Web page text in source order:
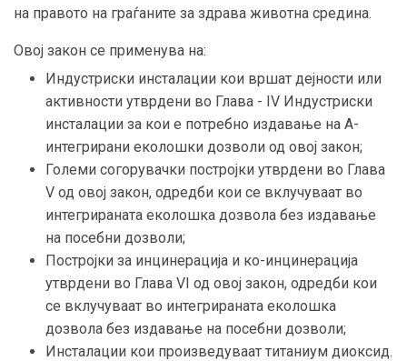
на правото на граѓаните за здрава животна средина.
Oвој закон се применува на:
Индустриски инсталации кои вршат дејности или
активности утврдени во Глава - IV Индустриски
инсталации за кои е потребно издавање на А-
интегрирани еколошки дозволи од овој закон;
Големи согорувачки постројки утврдени во Глава
V од овој закон, одредби кои се вклучуваат во
интегрираната еколошка дозвола без издавање
на посебни дозволи;
Постројки за инцинерација и ко-инцинерација
утврдени во Глава VI од овој закон, одредби кои
се вклучуваат во интегрираната еколошка
дозвола без издавање на посебни дозволи;
Инсталации кои произведуваат титаниум диоксид.